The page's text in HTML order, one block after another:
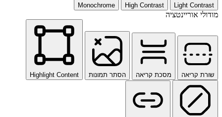
Light Contrast
High Contrast
Monochrome
מודולי אוריינטציה
שורת קריאה מסכת קריאה הסתר תמונות Highlight Content